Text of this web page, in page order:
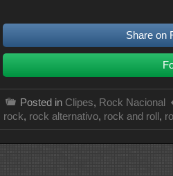
Share on
Posted in Clipes, Rock Nacional
rock, rock alternativo, rock and roll ,